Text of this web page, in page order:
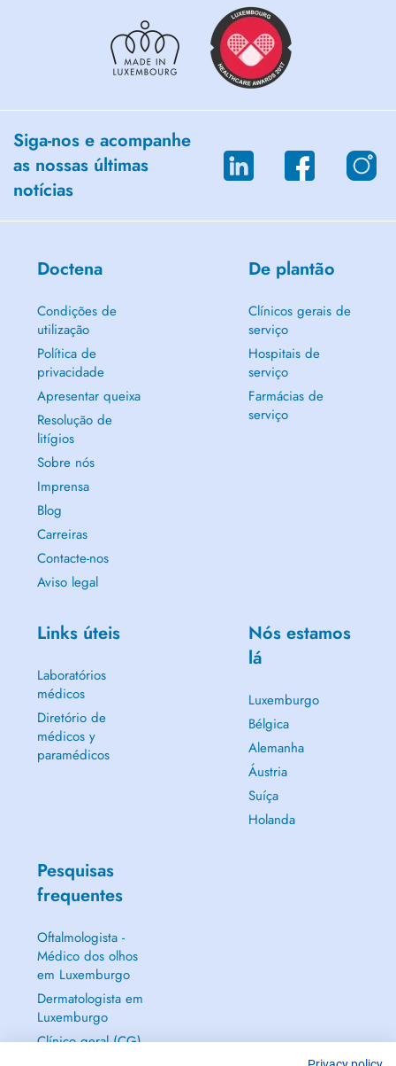
Siga-nos e acompanhe
as nossas últimas
notícias
Doctena
Condições de
utilização
Política de
privacidade
Apresentar queixa
Resolução de
litígios
Sobre nós
Imprensa
Blog
Carreiras
Contacte-nos
Aviso legal
De plantão
Clínicos gerais de
serviço
Hospitais de
serviço
Farmácias de
serviço
Links úteis
Laboratórios
médicos
Diretório de
médicos y
paramédicos
Nós estamos
lá
Luxemburgo
Bélgica
Alemanha
Áustria
Suíça
Holanda
Pesquisas
frequentes
Oftalmologista -
Médico dos olhos
em Luxemburgo
Dermatologista em
Luxemburgo
Clínico geral (CG)